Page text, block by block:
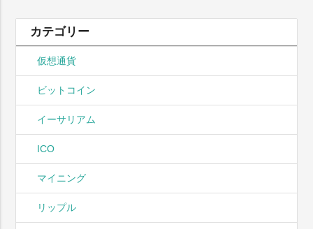
カテゴリー
仮想通貨
ビットコイン
イーサリアム
ICO
マイニング
リップル